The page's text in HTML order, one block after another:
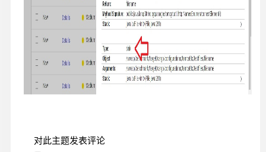
对此主题发表评论